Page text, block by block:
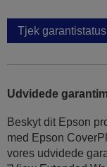
Tjek garantistatus
Udvidede
Beskyt dit Epson
med Epson
vores udvidede